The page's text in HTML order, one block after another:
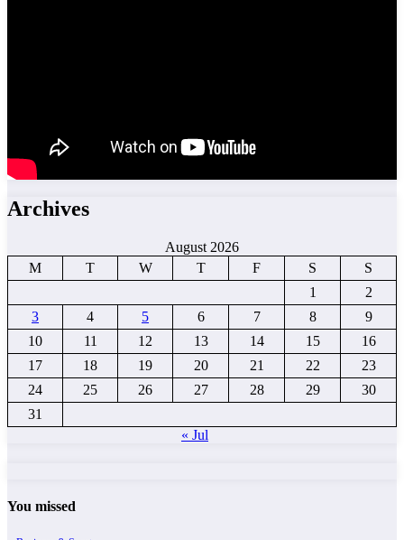
Archives
August 2026
M
T W T F S
S
1
2
3
4 5 6 7 8
9
10
11 12 13 14 15
16
17
18 19 20 21 22
23
24
25 26 27 28 29
30
31
« Jul
You missed